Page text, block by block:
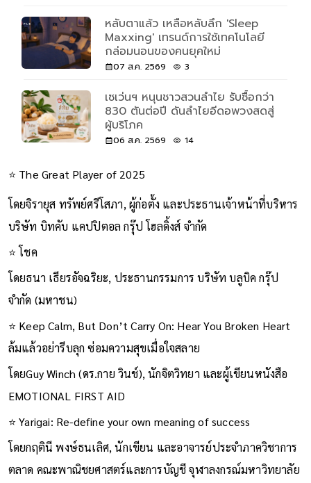
หลับตาแล้ว เหลือหลับลึก 'Sleep
Maxxing' เทรนด์การใช้เทคโนโลยี
กล่อมนอนของคนยุคใหม่
07 ส.ค. 2569 3
เซเว่นฯ หนุนชาวสวนลำไย รับซื้อกว่า
830 ตันต่อปี ดันลำไยอีดอพวงสดสู่
ผู้บริโภค
06 ส.ค. 2569 14
⭐ The Great Player of 2025
โดยจิรายุส ทรัพย์ศรีโสภา, ผู้ก่อตั้ง และประธานเจ้าหน้าที่บริหาร
บริษัท บิทคับ แคปปิตอล กรุ๊ป โฮลดิ้งส์ จำกัด
⭐ โชค
โดยธนา เธียรอัจฉริยะ, ประธานกรรมการ บริษัท บลูบิค กรุ๊ป
จำกัด (มหาชน)
⭐ Keep Calm, But Don’t Carry On: Hear You Broken Heart
ล้มแล้วอย่ารีบลุก ซ่อมความสุขเมื่อใจสลาย
โดยGuy Winch (ดร.กาย วินช์), นักจิตวิทยา และผู้เขียนหนังสือ
EMOTIONAL FIRST AID
⭐ Yarigai: Re-define your own meaning of success
โดยกฤตินี พงษ์ธนเลิศ, นักเขียน และอาจารย์ประจำภาควิชาการ
ตลาด คณะพาณิชยศาสตร์และการบัญชี จุฬาลงกรณ์มหาวิทยาลัย